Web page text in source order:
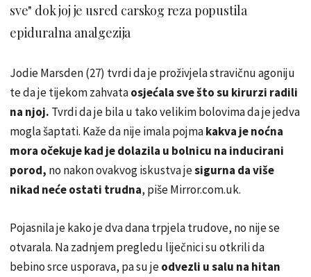
sve" dok joj je usred carskog reza popustila
epiduralna analgezija
Jodie Marsden (27) tvrdi da je proživjela stravičnu agoniju
te da je tijekom zahvataosjećala sve što su kirurzi radili
na njoj. Tvrdi da je bila u tako velikim bolovima da je jedva
mogla šaptati. Kaže da nije imala pojmakakva je noćna
mora očekuje kad je dolazila u bolnicu na inducirani
porod, no nakon ovakvog iskustva jesigurna da više
nikad neće ostati trudna, piše Mirror.com.uk.
Pojasnila je kako je dva dana trpjela trudove, no nije se
otvarala. Na zadnjem pregledu liječnici su otkrili da
bebino srce usporava, pa su jeodvezli u salu na hitan